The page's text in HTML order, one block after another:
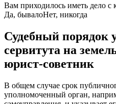
Вам приходилось иметь дело с
Да, бывалоНет, никогда
Судебный порядок
сервитута на
юрист-советник
В общем случае срок
уполномоченный орган,